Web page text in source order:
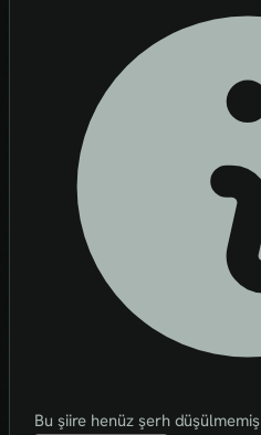
Bu şiire henüz şerh düşülmemiş